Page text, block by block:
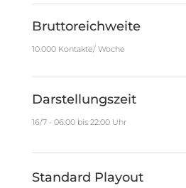
Bruttoreichweite
10.000 Kontakte/ Woche
Darstellungszeit
16/7 - 06:00 bis 22:00 Uhr
Standard Playout